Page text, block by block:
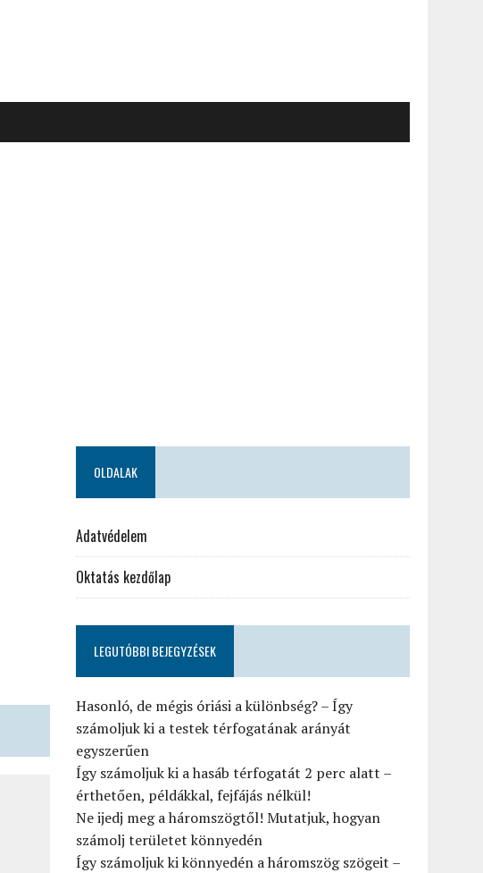
OLDALAK
Adatvédelem
Oktatás kezdőlap
LEGUTÓBBI BEJEGYZÉSEK
Hasonló, de mégis óriási a különbség? – Így
számoljuk ki a testek térfogatának arányát
egyszerűen
Így számoljuk ki a hasáb térfogatát 2 perc alatt –
érthetően, példákkal, fejfájás nélkül!
Ne ijedj meg a háromszögtől! Mutatjuk, hogyan
számolj területet könnyedén
Így számoljuk ki könnyedén a háromszög szögeit –